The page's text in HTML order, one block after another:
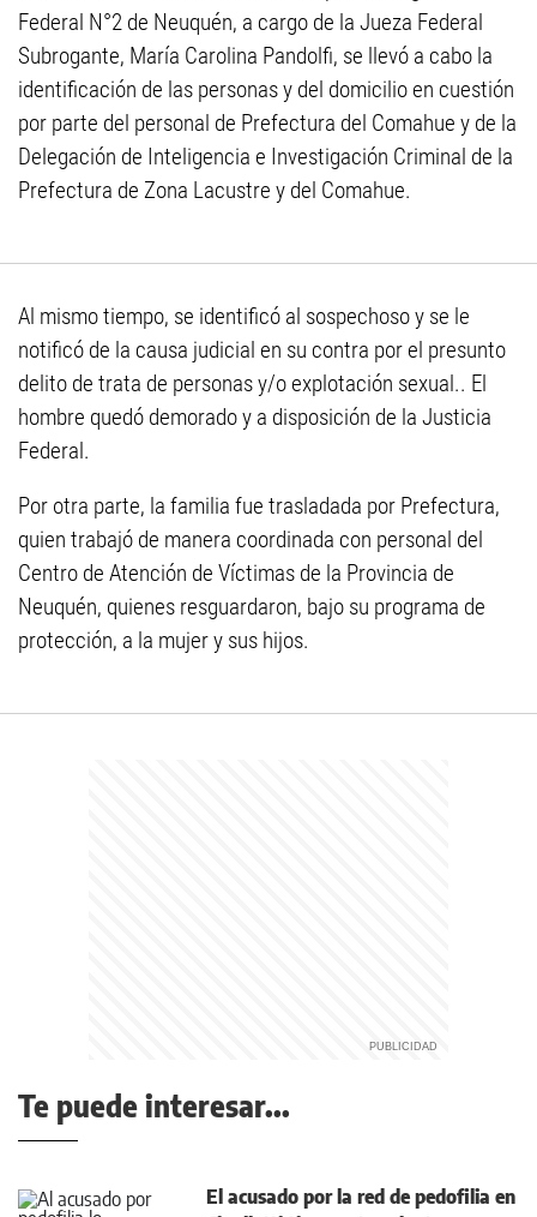
Federal N°2 de Neuquén, a cargo de la Jueza Federal
Subrogante, María Carolina Pandolfi, se llevó a cabo la
identificación de las personas y del domicilio en cuestión
por parte del personal de Prefectura del Comahue y de la
Delegación de Inteligencia e Investigación Criminal de la
Prefectura de Zona Lacustre y del Comahue.
Al mismo tiempo, se identificó al sospechoso y se le
notificó de la causa judicial en su contra por el presunto
delito de trata de personas y/o explotación sexual.. El
hombre quedó demorado y a disposición de la Justicia
Federal.
Por otra parte, la familia fue trasladada por Prefectura,
quien trabajó de manera coordinada con personal del
Centro de Atención de Víctimas de la Provincia de
Neuquén, quienes resguardaron, bajo su programa de
protección, a la mujer y sus hijos.
Te puede interesar...
El acusado por la red de pedofilia en